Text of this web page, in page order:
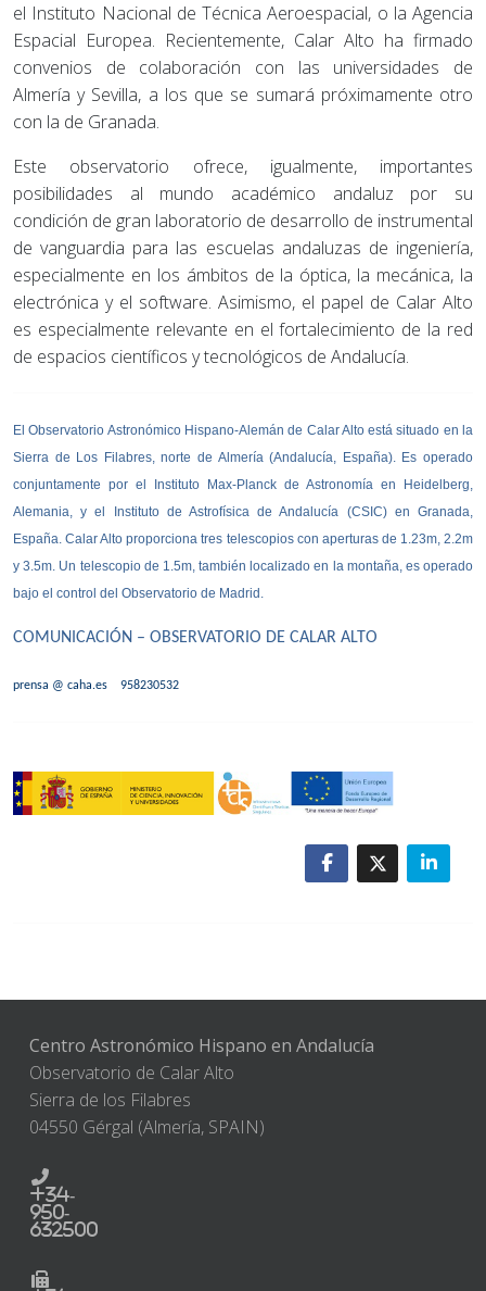
el Instituto Nacional de Técnica Aeroespacial, o la Agencia
Espacial Europea. Recientemente, Calar Alto ha firmado
convenios de colaboración con las universidades de
Almería y Sevilla, a los que se sumará próximamente otro
con la de Granada.
Este observatorio ofrece, igualmente, importantes
posibilidades al mundo académico andaluz por su
condición de gran laboratorio de desarrollo de instrumental
de vanguardia para las escuelas andaluzas de ingeniería,
especialmente en los ámbitos de la óptica, la mecánica, la
electrónica y el software. Asimismo, el papel de Calar Alto
es especialmente relevante en el fortalecimiento de la red
de espacios científicos y tecnológicos de Andalucía.
El Observatorio Astronómico Hispano-Alemán de Calar Alto está situado en la
Sierra de Los Filabres, norte de Almería (Andalucía, España). Es operado
conjuntamente por el
Instituto Max-Planck de Astronomía en Heidelberg,
Alemania, y el
Instituto de Astrofísica de Andalucía (CSIC) en Granada,
España. Calar Alto proporciona tres telescopios con aperturas de 1.23m, 2.2m
y 3.5m. Un telescopio de 1.5m, también localizado en la montaña, es operado
bajo el control del Observatorio de Madrid.
COMUNICACIÓN – OBSERVATORIO DE CALAR ALTO
prensa @ caha.es 958230532
Centro Astronómico Hispano en Andalucía
Observatorio de Calar Alto
Sierra de los Filabres
04550 Gérgal (Almería, SPAIN)
+34-
950-
632500